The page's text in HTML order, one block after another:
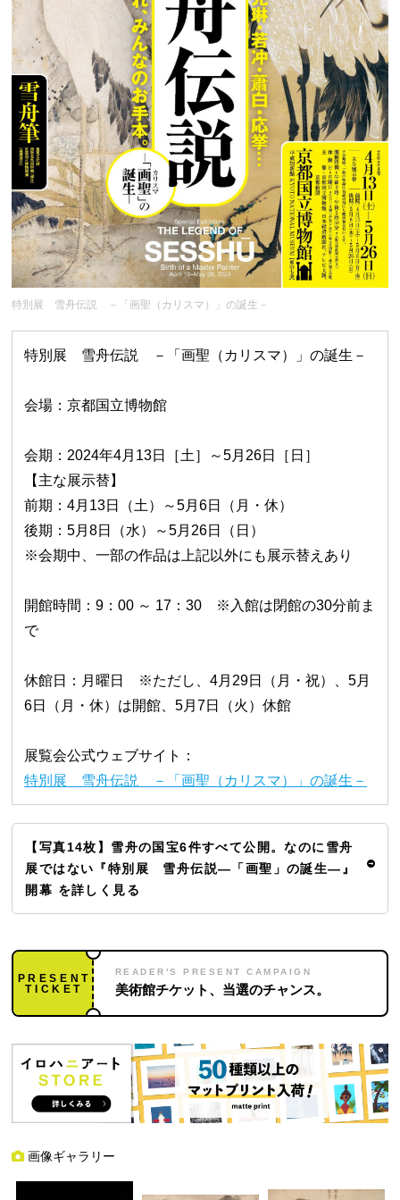
特別展 雪舟伝説 －「画聖（カリスマ）」の誕生－
特別展 雪舟伝説 －「画聖（カリスマ）」の誕生－
会場：京都国立博物館
会期：2024年4月13日［土］～5月26日［日］
【主な展示替】
前期：4月13日（土）～5月6日（月・休）
後期：5月8日（水）～5月26日（日）
※会期中、一部の作品は上記以外にも展示替えあり
開館時間：9：00 ～ 17：30 ※入館は閉館の30分前ま
で
休館日：月曜日 ※ただし、4月29日（月・祝）、5月
6日（月・休）は開館、5月7日（火）休館
展覧会公式ウェブサイト：
特別展 雪舟伝説 －「画聖（カリスマ）」の誕生－
【写真14枚】雪舟の国宝6件すべて公開。なのに雪舟
展ではない『特別展 雪舟伝説―「画聖」の誕生―』
開幕 を詳しく見る
PRESENT
TICKET
READER'S PRESENT CAMPAIGN
美術館チケット、当選のチャンス。
画像ギャラリー